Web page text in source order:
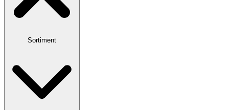
Sortiment